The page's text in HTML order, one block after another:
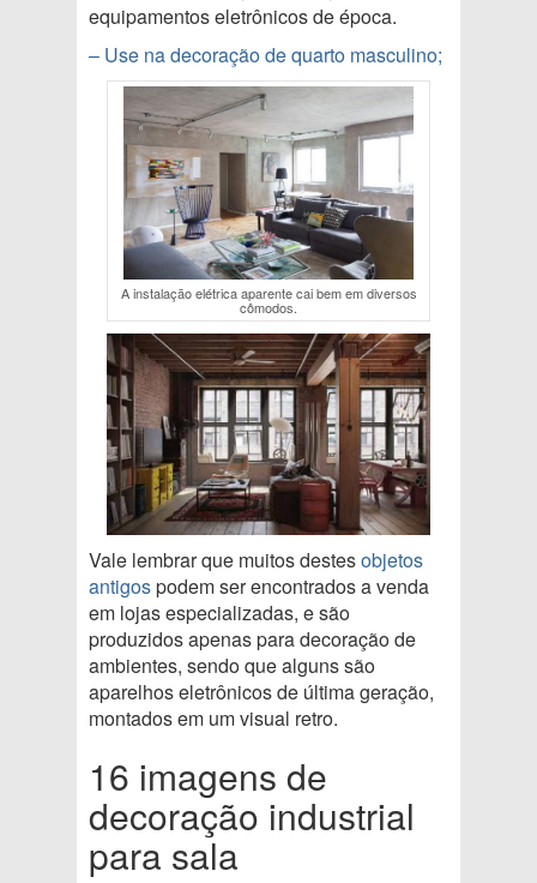
equipamentos eletrônicos de época.
– Use na decoração de quarto masculino;
A instalação elétrica aparente cai bem em diversos
cômodos.
Vale lembrar que muitos destesobjetos
antigospodem ser encontrados a venda
em lojas especializadas, e são
produzidos apenas para decoração de
ambientes, sendo que alguns são
aparelhos eletrônicos de última geração,
montados em um visual retro.
16 imagens de
decoração industrial
para sala